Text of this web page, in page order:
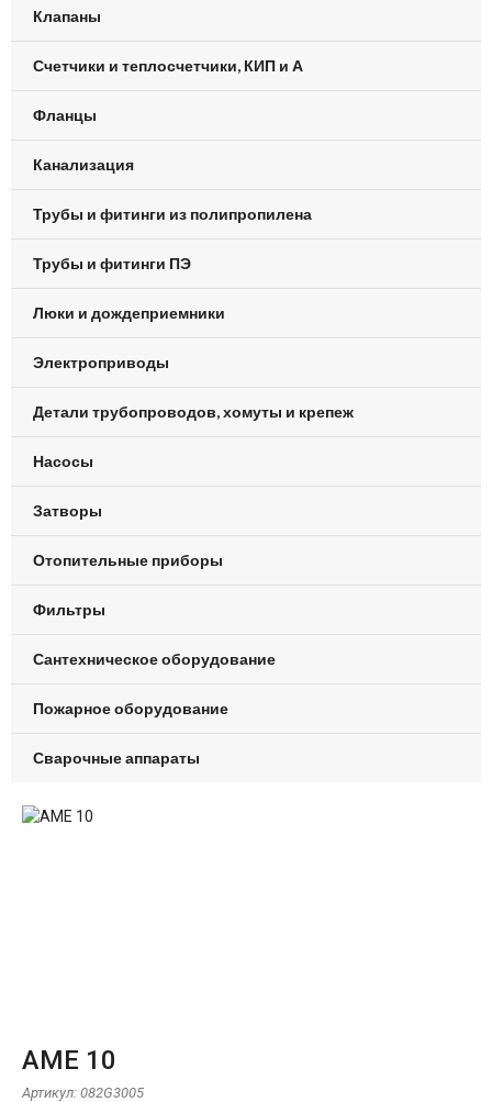
Клапаны
Счетчики и теплосчетчики, КИП и А
Фланцы
Канализация
Трубы и фитинги из полипропилена
Трубы и фитинги ПЭ
Люки и дождеприемники
Электроприводы
Детали трубопроводов, хомуты и крепеж
Насосы
Затворы
Отопительные приборы
Фильтры
Сантехническое оборудование
Пожарное оборудование
Сварочные аппараты
AME 10
Артикул: 082G3005